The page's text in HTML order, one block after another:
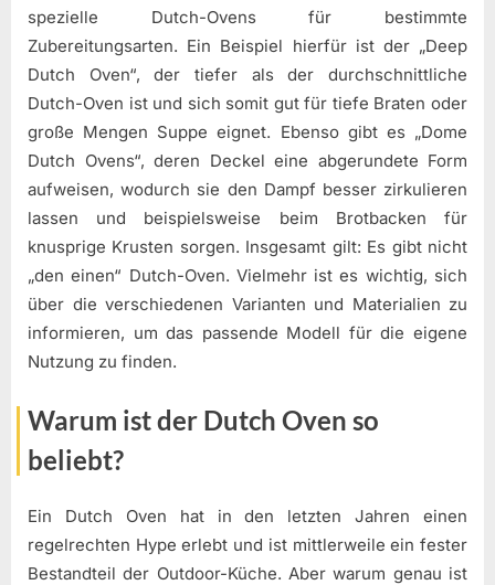
spezielle Dutch-Ovens für bestimmte
Zubereitungsarten. Ein Beispiel hierfür ist der „Deep
Dutch Oven“, der tiefer als der durchschnittliche
Dutch-Oven ist und sich somit gut für tiefe Braten oder
große Mengen Suppe eignet. Ebenso gibt es „Dome
Dutch Ovens“, deren Deckel eine abgerundete Form
aufweisen, wodurch sie den Dampf besser zirkulieren
lassen und beispielsweise beim Brotbacken für
knusprige Krusten sorgen. Insgesamt gilt: Es gibt nicht
„den einen“ Dutch-Oven. Vielmehr ist es wichtig, sich
über die verschiedenen Varianten und Materialien zu
informieren, um das passende Modell für die eigene
Nutzung zu finden.
Warum ist der Dutch Oven so
beliebt?
Ein Dutch Oven hat in den letzten Jahren einen
regelrechten Hype erlebt und ist mittlerweile ein fester
Bestandteil der Outdoor-Küche. Aber warum genau ist